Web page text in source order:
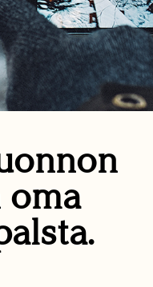
oma